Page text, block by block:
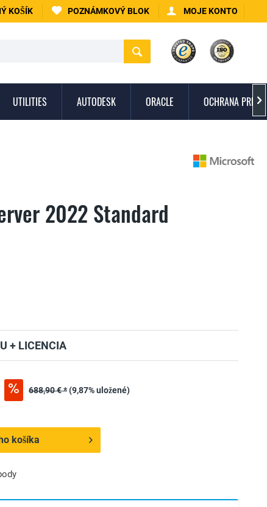
KOŠÍK POZNÁMKOVÝ BLOK MOJE KONTO
UTILITIES AUTODESK ORACLE OCHRANA PRED

2022 Standard
+ LICENCIA
688,90 € *(9,87% uložené)
košíka